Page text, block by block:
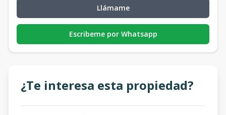
Llámame
Escribeme por Whatsapp
¿Te interesa esta propiedad?